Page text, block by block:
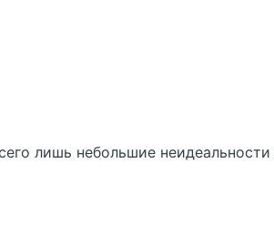
лишь небольшие